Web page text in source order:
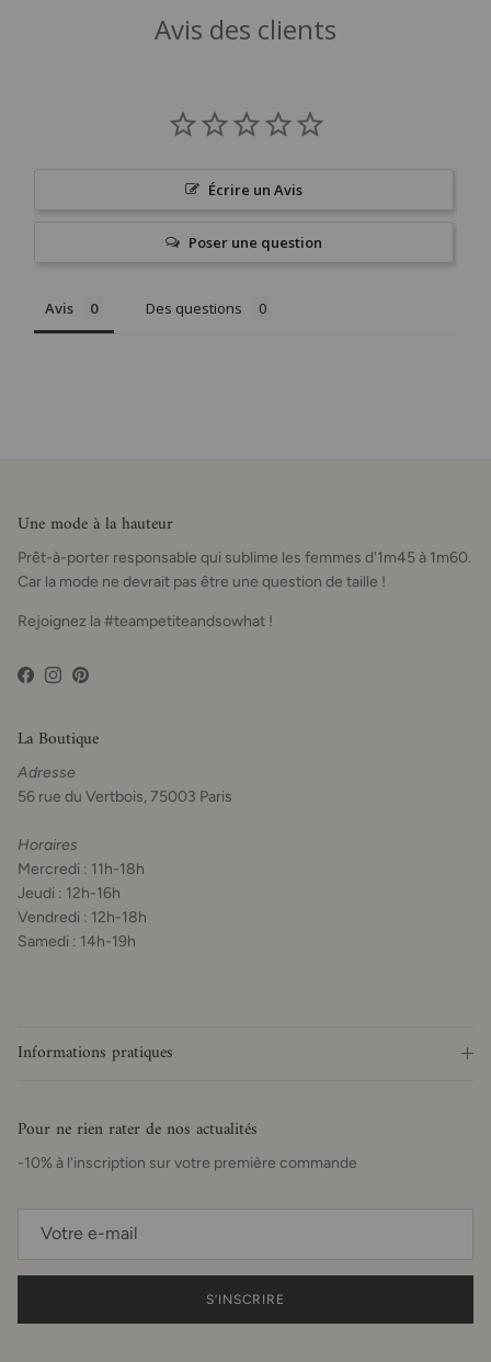
Avis des clients
Écrire un Avis
Poser une question
Avis Des questions
Une mode à la hauteur
Prêt-à-porter responsable qui sublime les femmes d'1m45 à 1m60.
Car la mode ne devrait pas être une question de taille !
Rejoignez la #teampetiteandsowhat !
Facebook
Instagram
Pinterest
La Boutique
Adresse
56 rue du Vertbois, 75003 Paris
Horaires
Mercredi : 11h-18h
Jeudi : 12h-16h
Vendredi : 12h-18h
Samedi : 14h-19h
Informations pratiques
Pour ne rien rater de nos actualités
-10% à l'inscription sur votre première commande
S’INSCRIRE